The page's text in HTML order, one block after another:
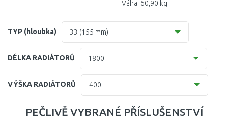
Váha: 60,90 kg
TYP (hloubka) 33 (155 mm)
10 (61 mm)
11 (61 mm)
20 (102mm)
21=12 (64 mm)
DÉLKA RADIÁTORŮ 1800
VÝŠKA RADIÁTORŮ 400
PEČLIVĚ VYBRANÉ PŘÍSLUŠENSTVÍ